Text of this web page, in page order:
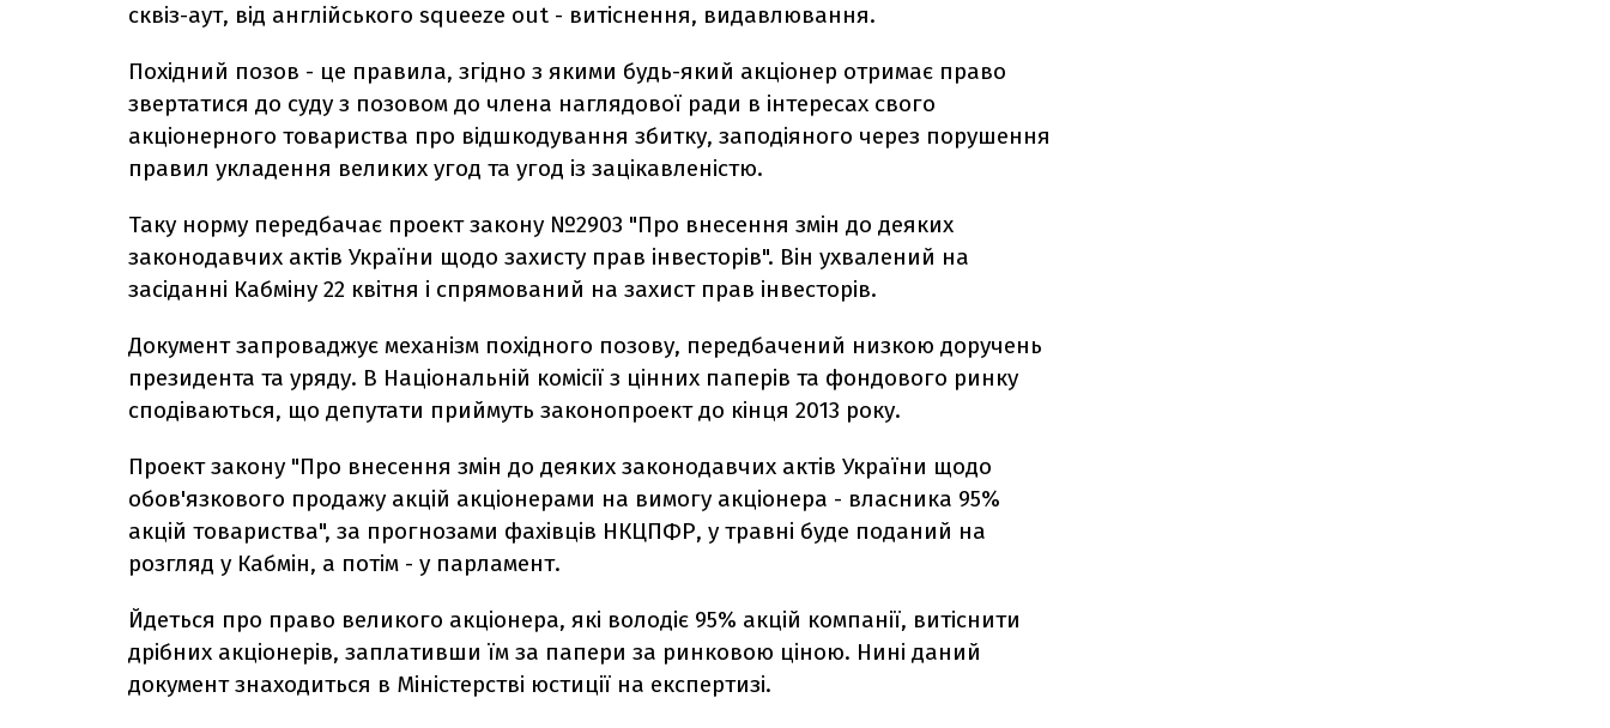
сквіз-аут, від англійського squeeze out - витіснення, видавлювання.
Похідний позов - це правила, згідно з якими будь-який акціонер отримає право
звертатися до суду з позовом до члена наглядової ради в інтересах свого
акціонерного товариства про відшкодування збитку, заподіяного через порушення
правил укладення великих угод та угод із зацікавленістю.
Таку норму передбачає проект закону №2903 "Про внесення змін до деяких
законодавчих актів України щодо захисту прав інвесторів". Він ухвалений на
засіданні Кабміну 22 квітня і спрямований на захист прав інвесторів.
Документ запроваджує механізм похідного позову, передбачений низкою доручень
президента та уряду. В Національній комісії з цінних паперів та фондового ринку
сподіваються, що депутати приймуть законопроект до кінця 2013 року.
Проект закону "Про внесення змін до деяких законодавчих актів України щодо
обов'язкового продажу акцій акціонерами на вимогу акціонера - власника 95%
акцій товариства", за прогнозами фахівців НКЦПФР, у травні буде поданий на
розгляд у Кабмін, а потім - у парламент.
Йдеться про право великого акціонера, які володіє 95% акцій компанії, витіснити
дрібних акціонерів, заплативши їм за папери за ринковою ціною. Нині даний
документ знаходиться в Міністерстві юстиції на експертизі.